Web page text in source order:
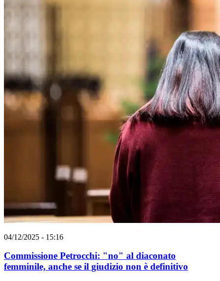
04/12/2025 - 15:16
Commissione Petrocchi: "no" al diaconato
femminile, anche se il giudizio non è definitivo